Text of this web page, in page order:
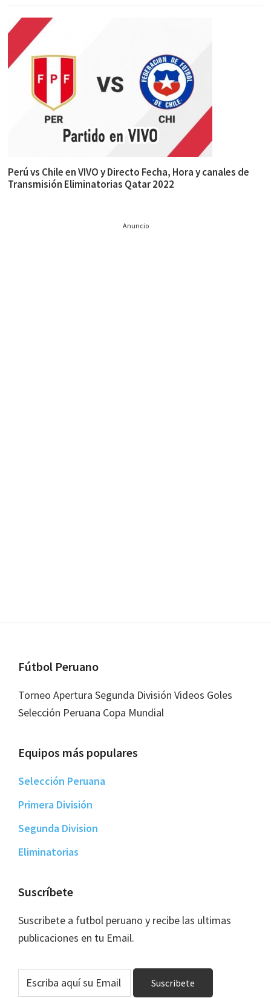
Perú vs Chile en VIVO y Directo Fecha, Hora y canales de
Transmisión Eliminatorias Qatar 2022
Anuncio
Footer
Fútbol Peruano
Torneo Apertura Segunda División Videos Goles
Selección Peruana Copa Mundial
Equipos más populares
Selección Peruana
Primera División
Segunda Division
Eliminatorias
Suscríbete
Suscribete a futbol peruano y recibe las ultimas
publicaciones en tu Email.